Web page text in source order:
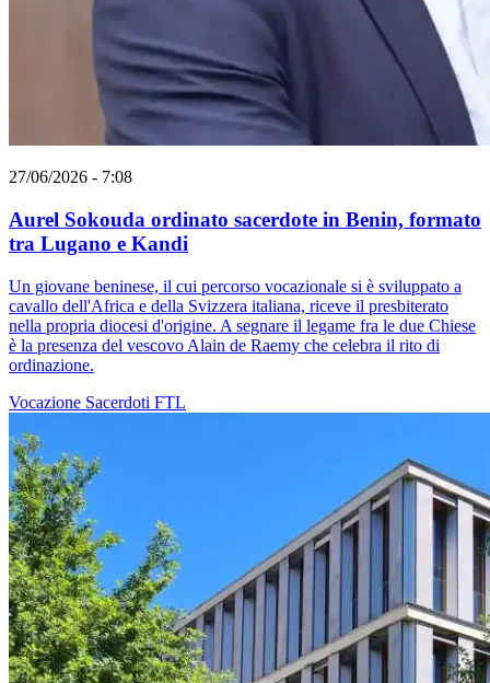
27/06/2026 - 7:08
Aurel Sokouda ordinato sacerdote in Benin, formato
tra Lugano e Kandi
Un giovane beninese, il cui percorso vocazionale si è sviluppato a
cavallo dell'Africa e della Svizzera italiana, riceve il presbiterato
nella propria diocesi d'origine. A segnare il legame fra le due Chiese
è la presenza del vescovo Alain de Raemy che celebra il rito di
ordinazione.
Vocazione Sacerdoti FTL